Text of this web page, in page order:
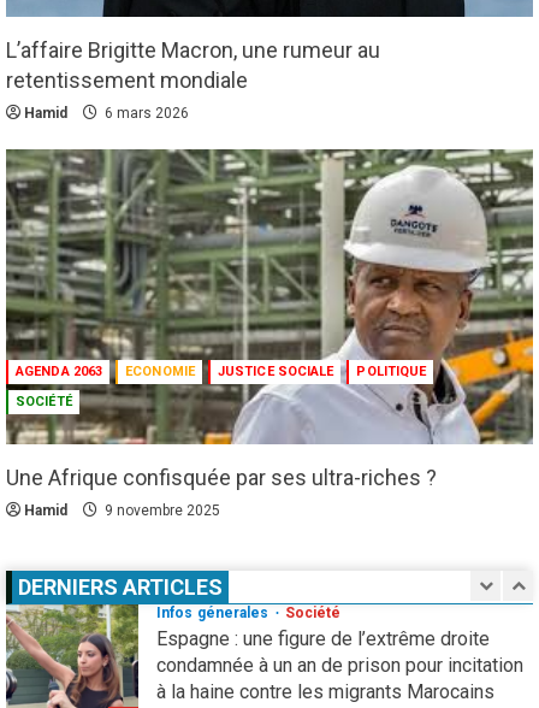
L’affaire Brigitte Macron, une rumeur au
retentissement mondiale
Hamid 6 mars 2026
AGENDA 2063 ECONOMIE JUSTICE SOCIALE
POLITIQUE
SOCIÉTÉ
Une Afrique confisquée par ses ultra-riches ?
Hamid 9 novembre 2025
DERNIERS ARTICLES
Pour nourrir l’IA, les géants de la tech
achètent des millions de livres… avant de
les détruire
4
Au Soudan, des mères marchent des
kilomètres pour sauver leurs enfants de la
malnutrition
1 août 2026
5
Droit humain
Eau et assainissement
Environnement
International ODD
El Niño : le monde est entré « en terrain
inconnu »
1 août 2026
81 ans après Hiroshima, l’ONU sonne
l’alarme : le spectre d’une guerre nucléaire
7 août 2026
Infos génerales Société
Espagne : une figure de l’extrême droite
condamnée à un an de prison pour incitation
à la haine contre les migrants Marocains